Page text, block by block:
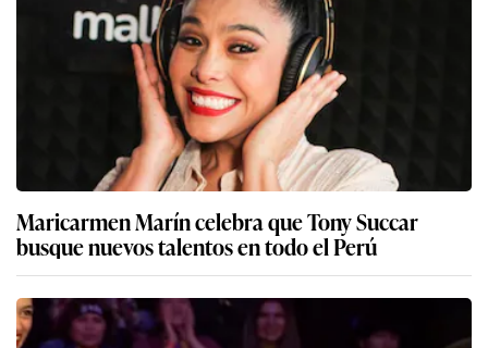
Maricarmen Marín celebra que Tony Succar
busque nuevos talentos en todo el Perú